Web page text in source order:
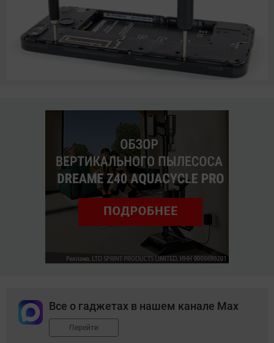
Все о гаджетах в нашем канале Max
Перейти